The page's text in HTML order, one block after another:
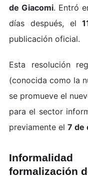
de Giacomi. Entró
días después, el
publicación oficial.
Esta resolución
(conocida como la
se promueve el
para el sector
previamente el 7 de
formalización